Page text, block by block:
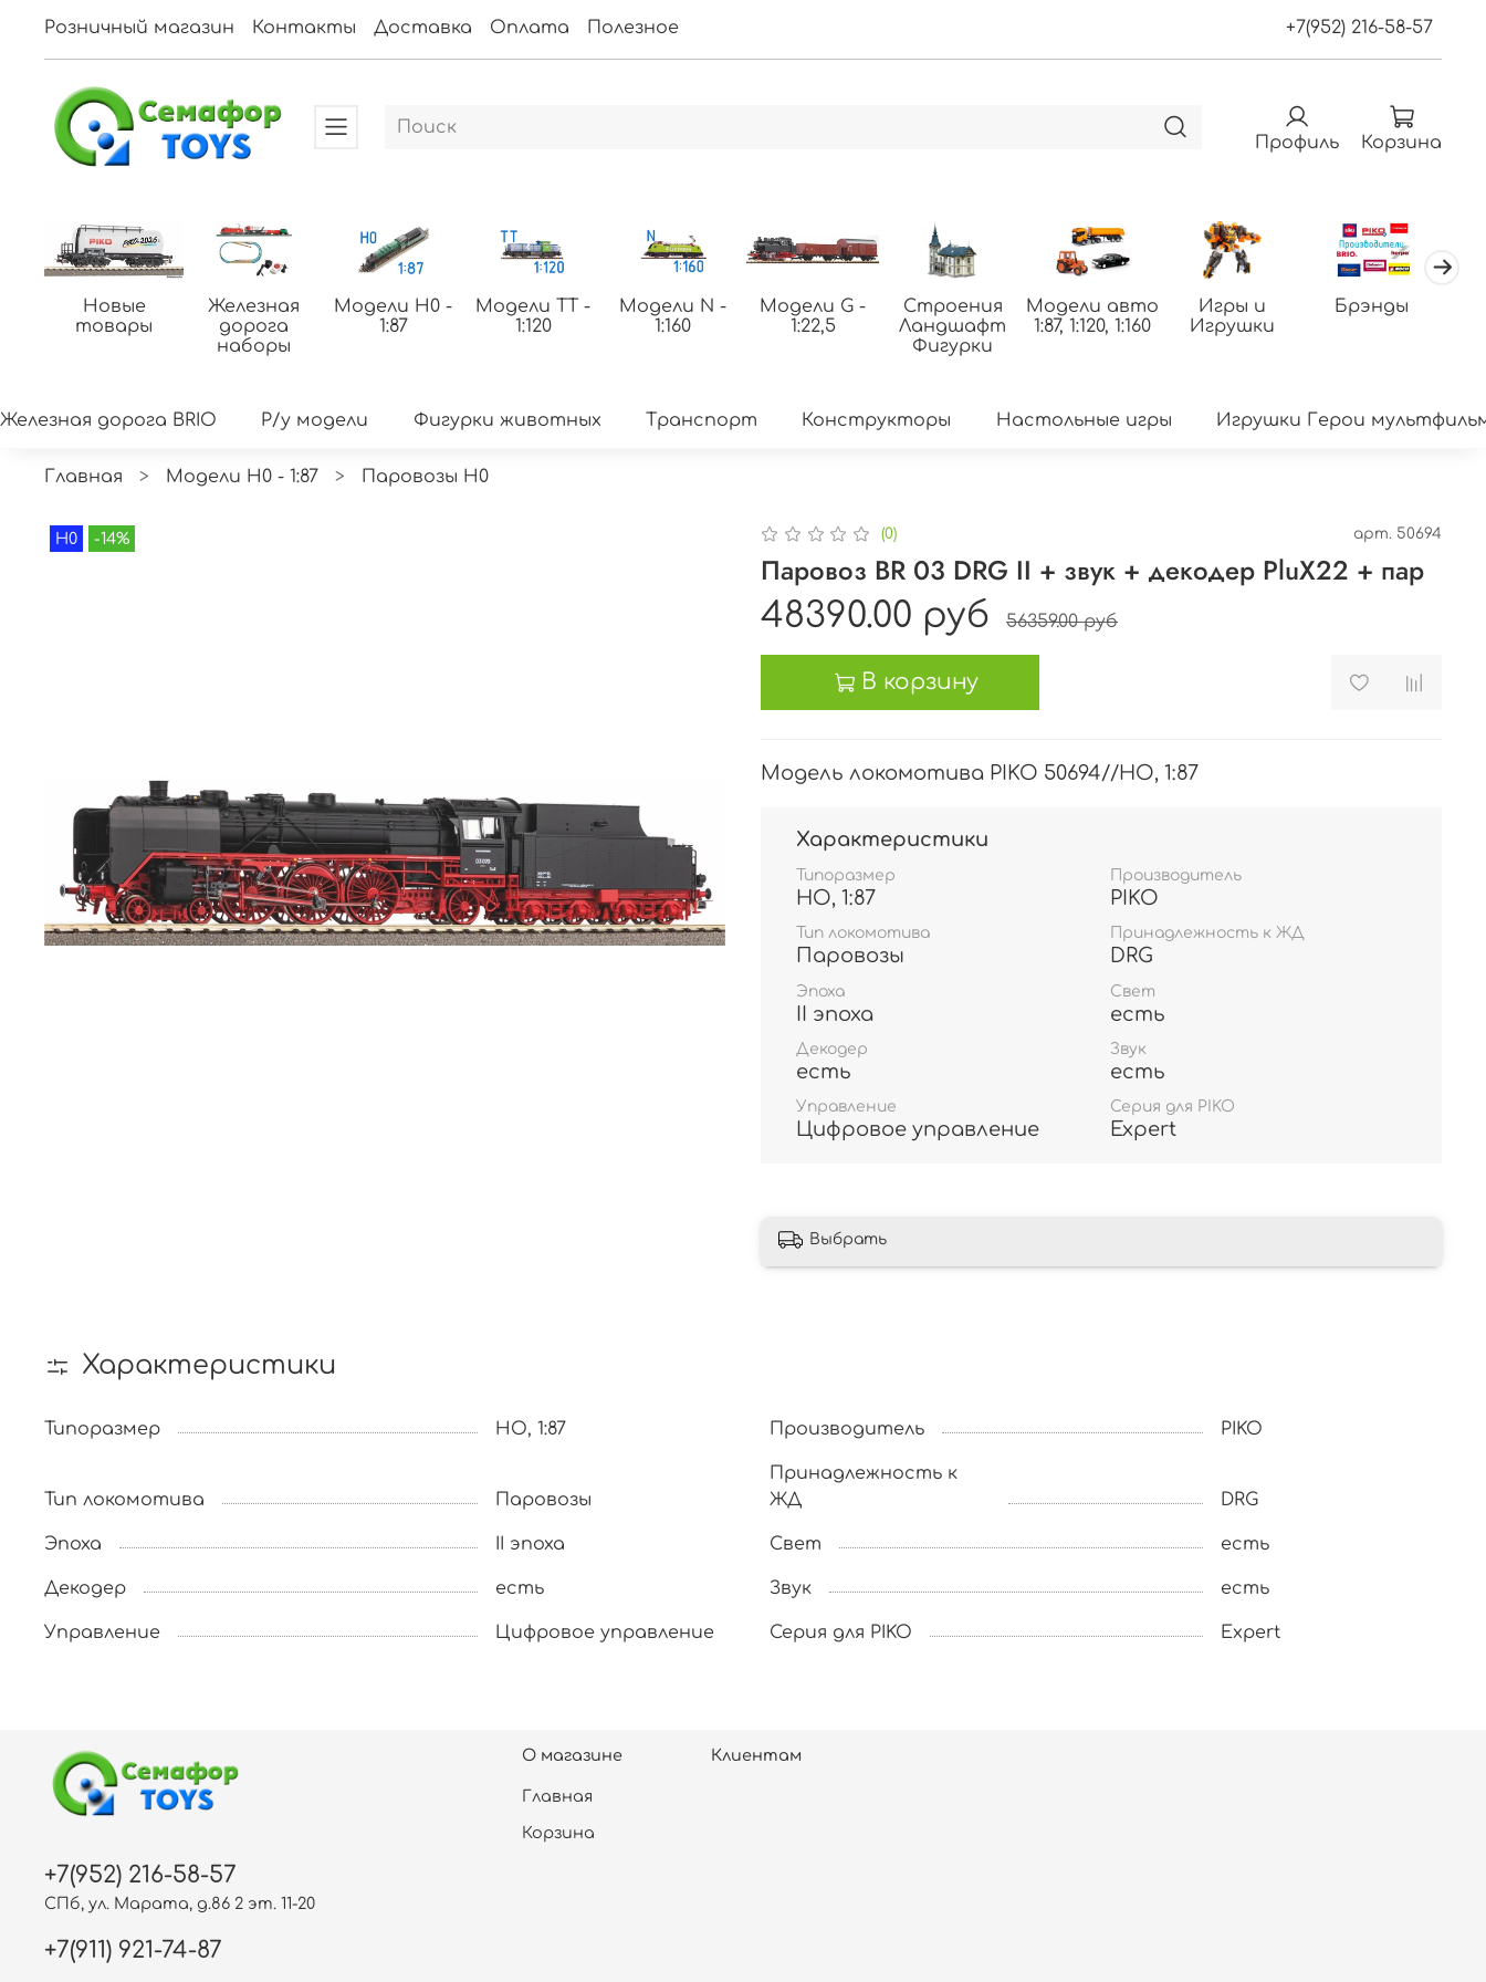
Розничный магазин Контакты Доставка Оплата Полезное +7(952) 216-58-57
Профиль Корзина
Новые
товары
Железная
дорога
наборы
Модели H0 -
1:87
Модели ТТ -
1:120
Модели N -
1:160
Модели G -
1:22,5
Строения
Ландшафт
Фигурки
Модели авто
1:87, 1:120, 1:160
Игры и
Игрушки
Брэнды
Железная дорога BRIO Р/у модели Фигурки животных Транспорт Конструкторы Настольные игры Игрушки Герои
Главная Модели H0 - 1:87 Паровозы H0
H0 -14% (0) арт. 50694
Паровоз BR 03 DRG II + звук + декодер PluX22 + пар
48390.00 руб
56359.00 руб
В корзину
Модель локомотива PIKO 50694//HO, 1:87
Характеристики
Типоразмер
HO, 1:87
Производитель
PIKO
Тип локомотива
Паровозы
Принадлежность к ЖД
DRG
Эпоха
II эпоха
Свет
есть
Декодер
есть
Звук
есть
Управление
Цифровое управление
Серия для PIKO
Expert
Выбрать
Характеристики
Типоразмер HO, 1:87 Производитель PIKO
Тип локомотива Паровозы
Принадлежность к
ЖД
DRG
Эпоха II эпоха Свет есть
Декодер есть Звук есть
Управление Цифровое управление Серия для PIKO Expert
О магазине
Главная
Корзина
Клиентам
+7(952) 216-58-57
СПб, ул. Марата, д.86 2 эт. 11-20
+7(911) 921-74-87